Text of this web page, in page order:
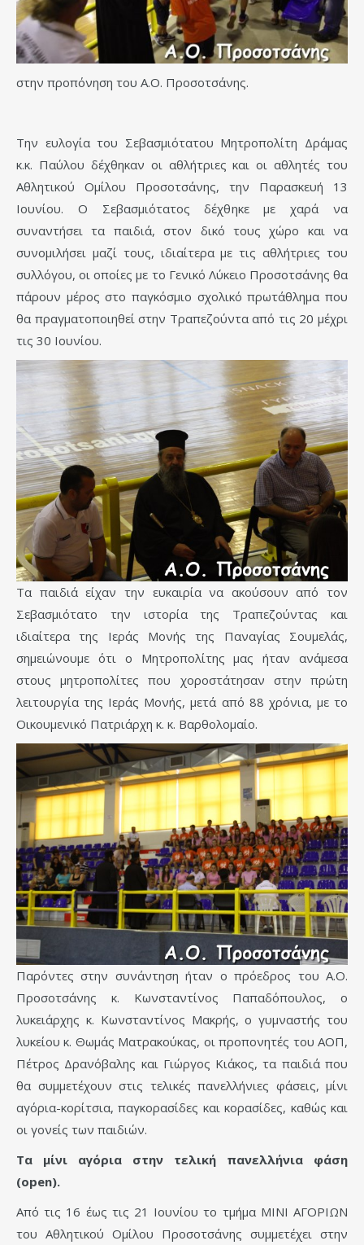
στην προπόνηση του Α.Ο. Προσοτσάνης.
Την ευλογία του Σεβασμιότατου Μητροπολίτη Δράμας
κ.κ. Παύλου δέχθηκαν οι αθλήτριες και οι αθλητές του
Αθλητικού Ομίλου Προσοτσάνης, την Παρασκευή 13
Ιουνίου. Ο Σεβασμιότατος δέχθηκε με χαρά να
συναντήσει τα παιδιά, στον δικό τους χώρο και να
συνομιλήσει μαζί τους, ιδιαίτερα με τις αθλήτριες του
συλλόγου, οι οποίες με το Γενικό Λύκειο Προσοτσάνης θα
πάρουν μέρος στο παγκόσμιο σχολικό πρωτάθλημα που
θα πραγματοποιηθεί στην Τραπεζούντα από τις 20 μέχρι
τις 30 Ιουνίου.
Τα παιδιά είχαν την ευκαιρία να ακούσουν από τον
Σεβασμιότατο την ιστορία της Τραπεζούντας και
ιδιαίτερα της Ιεράς Μονής της Παναγίας Σουμελάς,
σημειώνουμε ότι ο Μητροπολίτης μας ήταν ανάμεσα
στους μητροπολίτες που χοροστάτησαν στην πρώτη
λειτουργία της Ιεράς Μονής, μετά από 88 χρόνια, με το
Οικουμενικό Πατριάρχη κ. κ. Βαρθολομαίο.
Παρόντες στην συνάντηση ήταν ο πρόεδρος του Α.Ο.
Προσοτσάνης κ. Κωνσταντίνος Παπαδόπουλος, ο
λυκειάρχης κ. Κωνσταντίνος Μακρής, ο γυμναστής του
λυκείου κ. Θωμάς Ματρακούκας, οι προπονητές του ΑΟΠ,
Πέτρος Δρανόβαλης και Γιώργος Κιάκος, τα παιδιά που
θα συμμετέχουν στις τελικές πανελλήνιες φάσεις, μίνι
αγόρια-κορίτσια, παγκορασίδες και κορασίδες, καθώς και
οι γονείς των παιδιών.
Τα μίνι αγόρια στην τελική πανελλήνια φάση
(open).
Από τις 16 έως τις 21 Ιουνίου το τμήμα ΜΙΝΙ ΑΓΟΡΙΩΝ
του Αθλητικού Ομίλου Προσοτσάνης συμμετέχει στην